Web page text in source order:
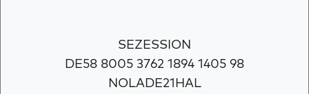
SEZESSION
DE58 8005 3762 1894 1405 98
NOLADE21HAL